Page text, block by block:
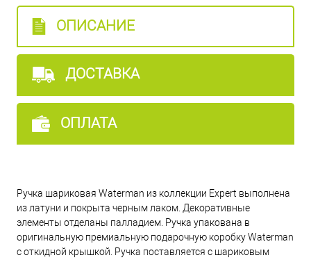
ОПИСАНИЕ
ДОСТАВКА
ОПЛАТА
Ручка шариковая Waterman из коллекции Expert выполнена
из латуни и покрыта черным лаком. Декоративные
элементы отделаны палладием. Ручка упакована в
оригинальную премиальную подарочную коробку Waterman
c откидной крышкой. Ручка поставляется с шариковым